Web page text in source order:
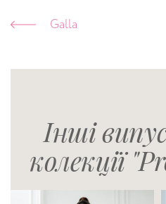
Galla
Інші
колекції